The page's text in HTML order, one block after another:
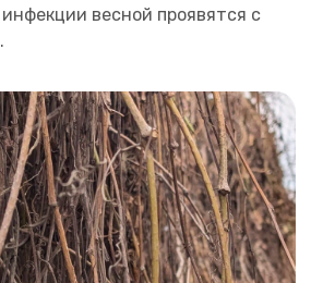
весной проявятся с